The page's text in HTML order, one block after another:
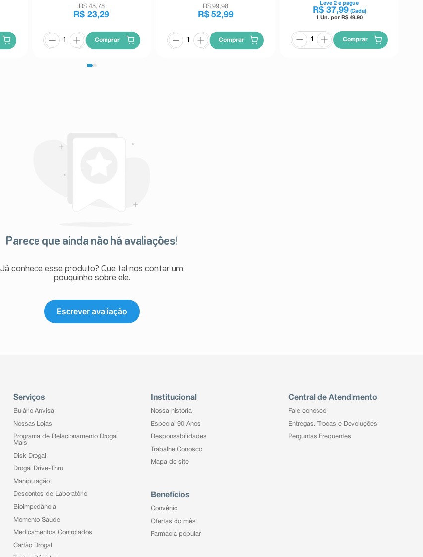
R$ 45,78
R$ 23,29
Comprar
R$ 99,98
R$ 52,99
Comprar
Leve 2e pague
R$ 37,99 (Cada)
1 Un. por R$ 49.90
Comprar
Parece que ainda não há avaliações!
Já conhece esse produto? Que tal nos contar um
pouquinho sobre ele.
Escrever avaliação
Serviços
Bulário Anvisa
Nossas Lojas
Programa de Relacionamento Drogal
Mais
Disk Drogal
Drogal Drive-Thru
Manipulação
Descontos de Laboratório
Bioimpedância
Momento Saúde
Medicamentos Controlados
Cartão Drogal
Institucional
Nossa história
Especial 90 Anos
Responsabilidades
Trabalhe Conosco
Mapa do site
Benefícios
Convênio
Ofertas do mês
Farmácia popular
Central de Atendimento
Fale conosco
Entregas, Trocas e Devoluções
Perguntas Frequentes